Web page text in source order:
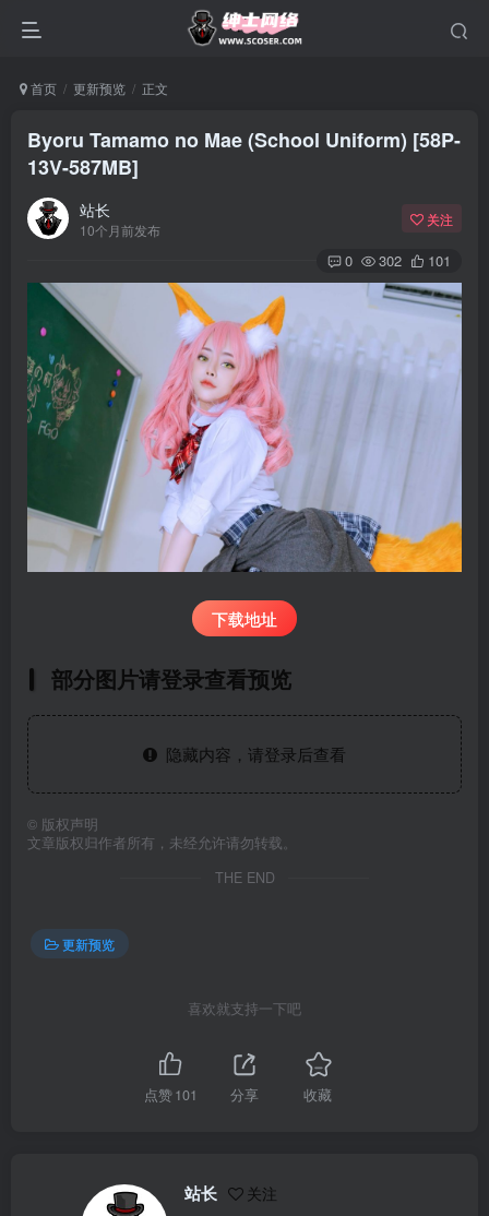
首页 更新预览 正文
Byoru Tamamo no Mae (School Uniform) [58P-
13V-587MB]
站长
10个月前发布
关注
0 302 101
下载地址
部分图片请登录查看预览
隐藏内容，请登录后查看
© 版权声明
文章版权归作者所有，未经允许请勿转载。
THE END
更新预览
喜欢就支持一下吧
点赞101 分享 收藏
站长 关注